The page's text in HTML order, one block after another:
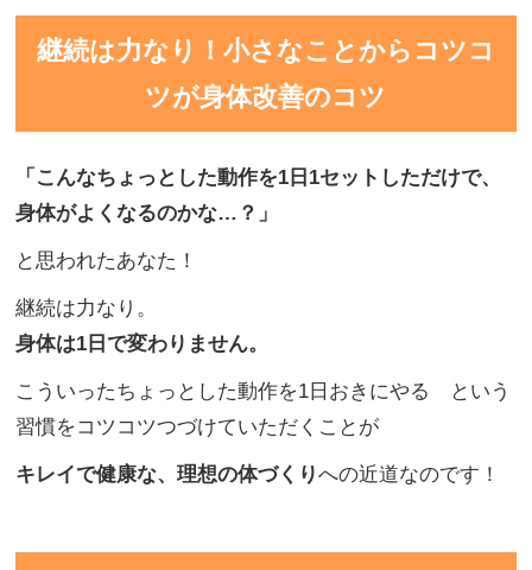
継続は力なり！小さなことからコツコ
ツが身体改善のコツ
「こんなちょっとした動作を1日1セットしただけで、
身体がよくなるのかな… ？」
と思われたあなた！
継続は力なり。
身体は1日で変わりません。
こういったちょっとした動作を1日おきにやる という
習慣をコツコツつづけていただくことが
キレイで健康な、理想の体づくりへの近道なのです！